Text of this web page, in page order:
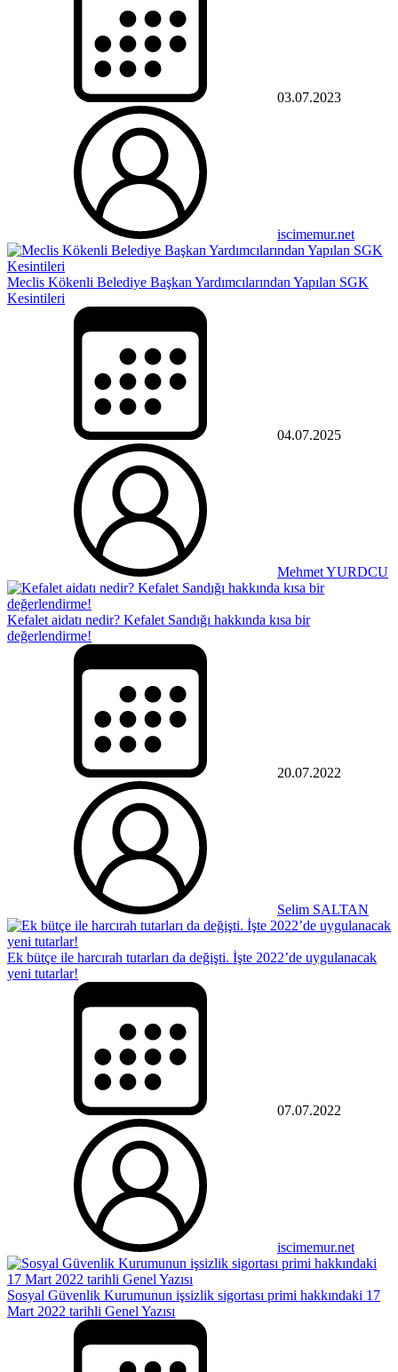
03.07.2023
iscimemur.net
Meclis Kökenli Belediye Başkan Yardımcılarından Yapılan SGK
Kesintileri
04.07.2025
Mehmet YURDCU
Kefalet aidatı nedir? Kefalet Sandığı hakkında kısa bir
değerlendirme!
20.07.2022
Selim SALTAN
Ek bütçe ile harcırah tutarları da değişti. İşte 2022’de uygulanacak
yeni tutarlar!
07.07.2022
iscimemur.net
Sosyal Güvenlik Kurumunun işsizlik sigortası primi hakkındaki 17
Mart 2022 tarihli Genel Yazısı